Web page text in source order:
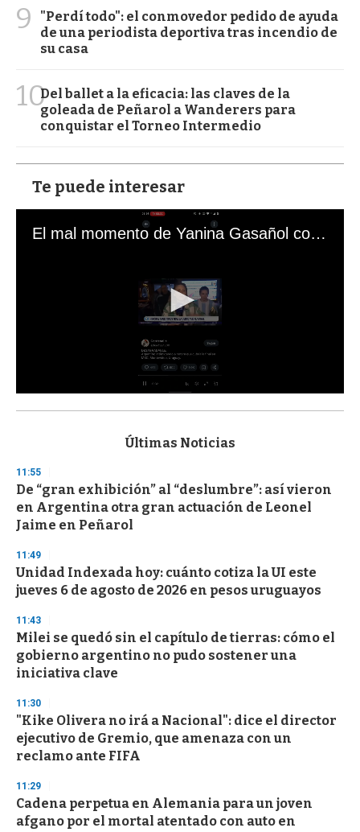
9
"Perdí todo": el conmovedor pedido de ayuda
de una periodista deportiva tras incendio de
su casa
10Del ballet a la eficacia: las claves de la
goleada de Peñarol a Wanderers para
conquistar el Torneo Intermedio
Te puede interesar
El mal momento de Yanina Gasañol con un hincha argentino en "Subrayado"
s
d
s
o
f
3
s
e
c
o
d
s
Últimas Noticias
11:55
De “gran exhibición” al “deslumbre”: así vieron
en Argentina otra gran actuación de Leonel
Jaime en Peñarol
11:49
Unidad Indexada hoy: cuánto cotiza la UI este
jueves 6 de agosto de 2026 en pesos uruguayos
11:43
Milei se quedó sin el capítulo de tierras: cómo el
gobierno argentino no pudo sostener una
iniciativa clave
11:30
"Kike Olivera no irá a Nacional": dice el director
ejecutivo de Gremio, que amenaza con un
reclamo ante FIFA
11:29
Cadena perpetua en Alemania para un joven
afgano por el mortal atentado con auto en